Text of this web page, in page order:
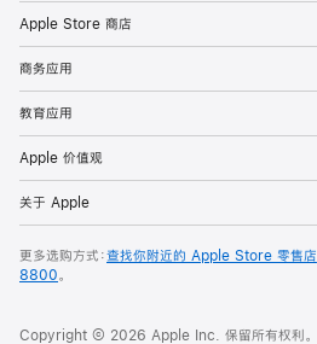
Apple Store 商店
商务应用
教育应用
Apple 价值观
关于 Apple
更多选购方式：查找你附近的 Apple Store 零售店
8800。
Copyright © 2026 Apple Inc. 保留所有权利。